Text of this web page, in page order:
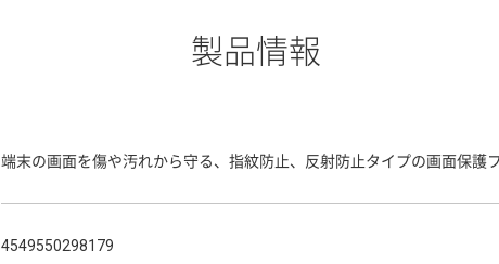
製品情報
端末の画面を傷や汚れから守る、指紋防止、反射防止タイプの画面保護
4549550298179